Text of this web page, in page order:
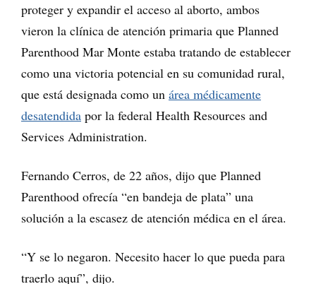
proteger y expandir el acceso al aborto, ambos
vieron la clínica de atención primaria que Planned
Parenthood Mar Monte estaba tratando de establecer
como una victoria potencial en su comunidad rural,
que está designada como un área médicamente
desatendida por la federal Health Resources and
Services Administration.
Fernando Cerros, de 22 años, dijo que Planned
Parenthood ofrecía “en bandeja de plata” una
solución a la escasez de atención médica en el área.
“Y se lo negaron. Necesito hacer lo que pueda para
traerlo aquí”, dijo.